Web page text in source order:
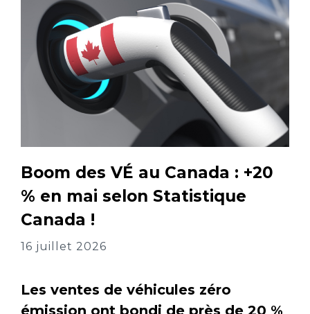
Boom des VÉ au Canada : +20
% en mai selon Statistique
Canada !
16 juillet 2026
Les ventes de véhicules zéro
émission ont bondi de près de 20 %